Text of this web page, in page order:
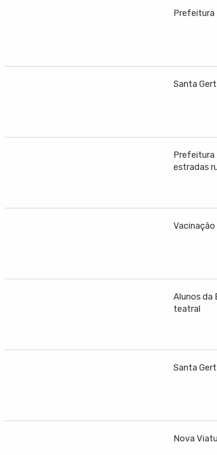
Prefeitura
Santa
Prefeitura
estradas
Alunos da
teatral
Santa
Nova